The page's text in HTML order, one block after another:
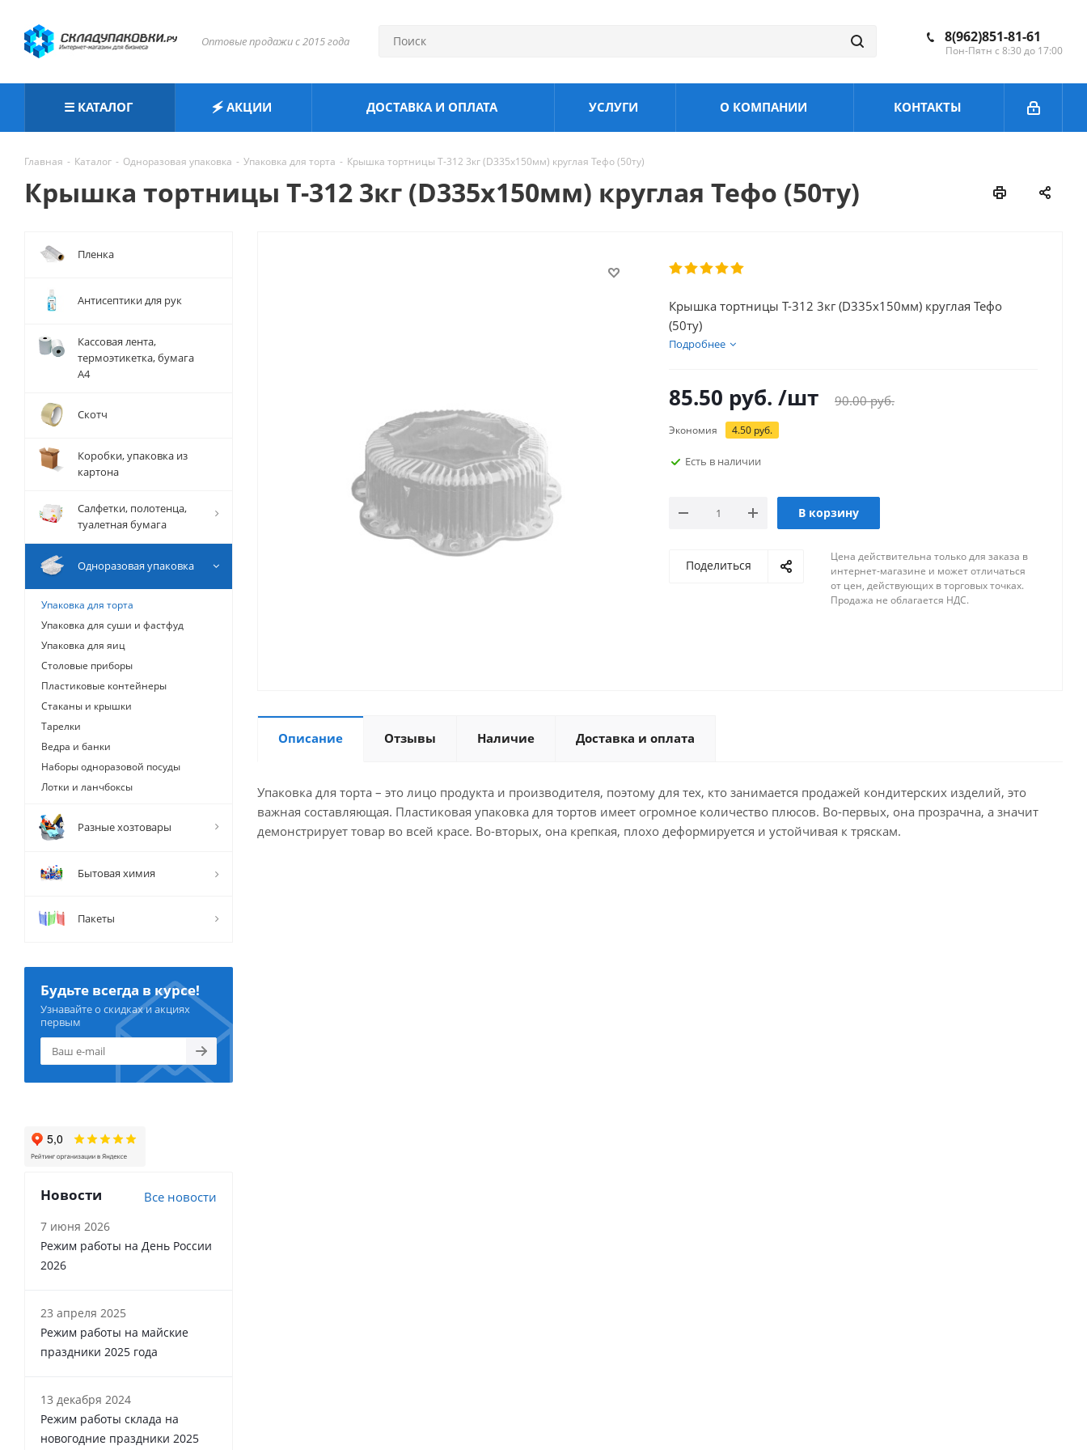
Оптовые продажи с 2015 года 8(962)851-81-61
Пон-Пятн с 8:30 до 17:00
☰ КАТАЛОГ 🗲 АКЦИИ ДОСТАВКА И ОПЛАТА УСЛУГИ О КОМПАНИИ КОНТАКТЫ
Главная - Каталог - Одноразовая упаковка - Упаковка для торта - Крышка тортницы Т-312 3кг (D335х150мм) круглая Тефо (50ту)
Крышка тортницы Т-312 3кг (D335х150мм) круглая Тефо (50ту)
Крышка тортницы Т-312 3кг (D335х150мм) круглая Тефо
(50ту)
Подробнее
85.50 руб. /шт 90.00руб.
Экономия 4.50 руб.
Есть в наличии
В корзину
Поделиться
Цена действительна только для заказа в
интернет-магазине и может отличаться
от цен, действующих в торговых точках.
Продажа не облагается НДС.
Описание Отзывы Наличие Доставка и оплата
Упаковка для торта – это лицо продукта и производителя, поэтому для тех, кто занимается продажей кондитерских изделий, это
важная составляющая. Пластиковая упаковка для тортов имеет огромное количество плюсов. Во-первых, она прозрачна, а значит
демонстрирует товар во всей красе. Во-вторых, она крепкая, плохо деформируется и устойчивая к тряскам.
Пленка
Антисептики для рук
Кассовая лента,
термоэтикетка, бумага
А4
Скотч
Коробки, упаковка из
картона
Салфетки, полотенца,
туалетная бумага
Одноразовая упаковка
Упаковка для торта
Упаковка для суши и фастфуд
Упаковка для яиц
Столовые приборы
Пластиковые контейнеры
Стаканы и крышки
Тарелки
Ведра и банки
Наборы одноразовой посуды
Лотки и ланчбоксы
Разные хозтовары
Бытовая химия
Пакеты
Будьте всегда в курсе!
Узнавайте о скидках и акциях
первым
Новости Все новости
7 июня 2026
Режим работы на День России
2026
23 апреля 2025
Режим работы на майские
праздники 2025 года
13 декабря 2024
Режим работы склада на
новогодние праздники 2025